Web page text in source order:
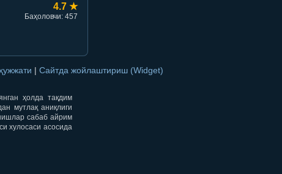
4.7 ★
Баҳоловчи: 457
| Сайтда жойлаштириш (Widget)
ҳолда тақдим
мутлақ аниқлиги
сабаб айрим
хулосаси асосида